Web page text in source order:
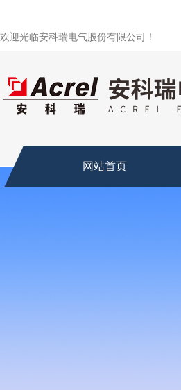
欢迎光临安科瑞电气股份有限公司！
网站首页